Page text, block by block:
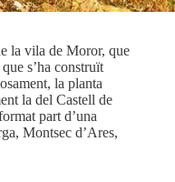
la vila de Moror, que
s’ha construït
la planta
la del Castell de
part d’una
Montsec d’Ares,